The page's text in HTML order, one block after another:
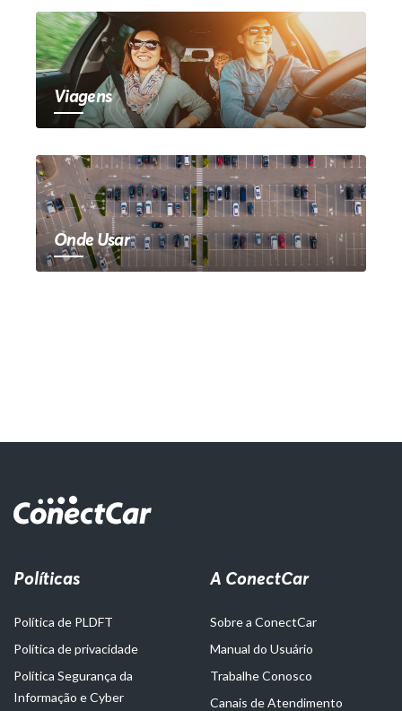
Viagens
Onde Usar
Políticas
Política de PLDFT
Política de privacidade
Política Segurança da
Informação e Cyber
A ConectCar
Sobre a ConectCar
Manual do Usuário
Trabalhe Conosco
Canais de Atendimento